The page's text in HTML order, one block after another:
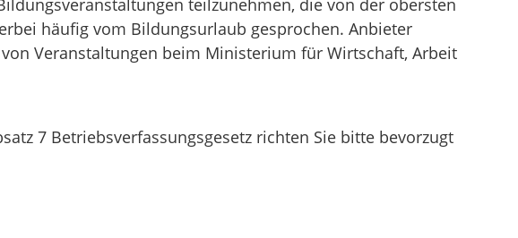
häufig vom Bildungsurlaub gesprochen. Anbieter
Veranstaltungen beim Ministerium für Wirtschaft, Arbeit
7 Betriebsverfassungsgesetz richten Sie bitte bevorzugt